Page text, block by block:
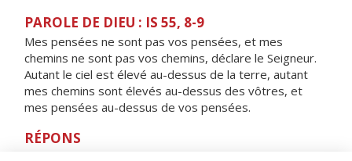
PAROLE DE DIEU : IS 55, 8-9
Mes pensées ne sont pas vos pensées, et mes
chemins ne sont pas vos chemins, déclare le Seigneur.
Autant le ciel est élevé au-dessus de la terre, autant
mes chemins sont élevés au-dessus des vôtres, et
mes pensées au-dessus de vos pensées.
RÉPONS